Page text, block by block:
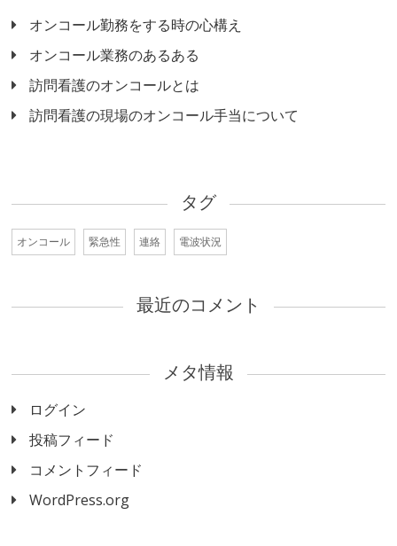
オンコール勤務をする時の心構え
オンコール業務のあるある
訪問看護のオンコールとは
訪問看護の現場のオンコール手当について
タグ
オンコール 緊急性 連絡 電波状況
最近のコメント
メタ情報
ログイン
投稿フィード
コメントフィード
WordPress.org